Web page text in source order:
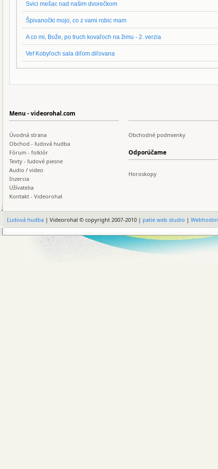
Svici mešac nad našim dvorečkom
Špivanočki mojo, co z vami robic mam
A co mi, Bože, po truch kovaľoch na žimu - 2. verzia
Vef Kobyľoch sala diľom diľovana
Menu - videorohal.com
Úvodná strana
Obchod - ľudová hudba
Fórum - folklór
Texty - ľudové piesne
Audio / video
Inzercia
Užívatelia
Kontakt - Videorohal
Obchodné podmienky
Odporúčame
Horoskopy
Ľudová hudba | Videorohal © copyright 2007-2010 | patie web studio |